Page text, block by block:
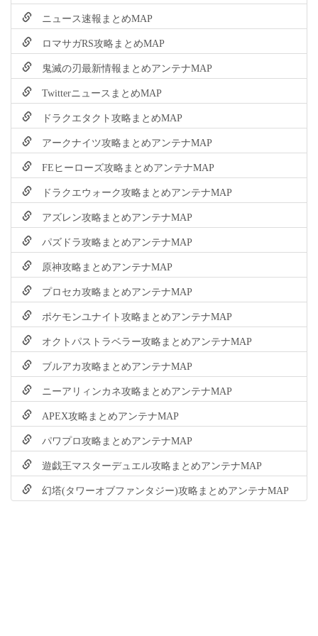
ニュース速報まとめMAP
ロマサガRS攻略まとめMAP
鬼滅の刃最新情報まとめアンテナMAP
TwitterニュースまとめMAP
ドラクエタクト攻略まとめMAP
アークナイツ攻略まとめアンテナMAP
FEヒーローズ攻略まとめアンテナMAP
ドラクエウォーク攻略まとめアンテナMAP
アズレン攻略まとめアンテナMAP
パズドラ攻略まとめアンテナMAP
原神攻略まとめアンテナMAP
プロセカ攻略まとめアンテナMAP
ポケモンユナイト攻略まとめアンテナMAP
オクトパストラベラー攻略まとめアンテナMAP
ブルアカ攻略まとめアンテナMAP
ニーアリィンカネ攻略まとめアンテナMAP
APEX攻略まとめアンテナMAP
パワプロ攻略まとめアンテナMAP
遊戯王マスターデュエル攻略まとめアンテナMAP
幻塔(タワーオブファンタジー)攻略まとめアンテナMAP